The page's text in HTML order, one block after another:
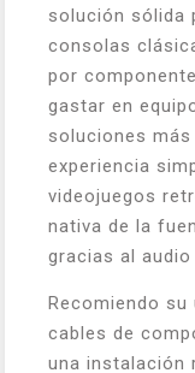
solución sólida
consolas
por
gastar en
soluciones
experiencia
videojuegos
nativa de la
gracias al audio
Recomiendo su
cables de
una instalación